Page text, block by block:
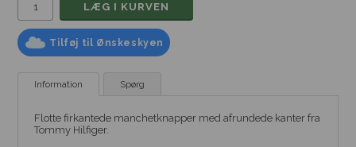
Tilføj til Ønskeskyen
Information Spørg
Flotte firkantede manchetknapper med afrundede kanter fra
Tommy Hilfiger.